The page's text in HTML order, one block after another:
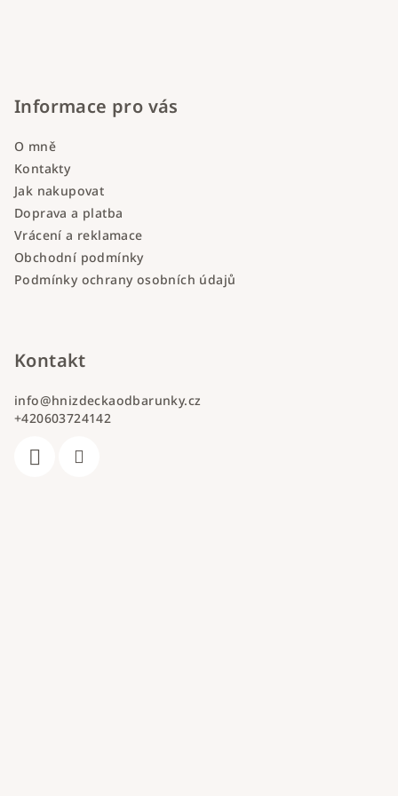
Informace pro vás
O mně
Kontakty
Jak nakupovat
Doprava a platba
Vrácení a reklamace
Obchodní podmínky
Podmínky ochrany osobních údajů
Kontakt
info@hnizdeckaodbarunky.cz
+420603724142